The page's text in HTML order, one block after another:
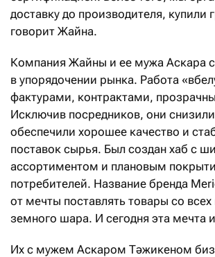
доставку до производителя, купили
говорит Жайна.
Компания Жайны и ее мужа Аскара
в упорядочении рынка. Работа
фактурами, контрактами,
Исключив посредников, они
обеспечили хорошее качество и
поставок сырья. Был создан хаб с
ассортиментом и плановым
потребителей. Название бренда
от мечты поставлять товары со
земного шара. И сегодня эта мечта
Их с мужем Аскаром Тәжикеном